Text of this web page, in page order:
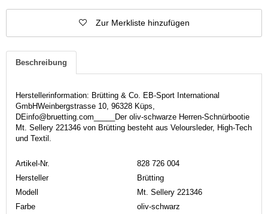
Zur Merkliste hinzufügen
Beschreibung
Herstellerinformation: Brütting & Co. EB-Sport International
GmbHWeinbergstrasse 10, 96328 Küps,
DEinfo@bruetting.com_____Der oliv-schwarze Herren-Schnürbootie
Mt. Sellery 221346 von Brütting besteht aus Veloursleder, High-Tech
und Textil.
Artikel-Nr.
828 726 004
Hersteller
Brütting
Modell
Mt. Sellery 221346
Farbe
oliv-schwarz